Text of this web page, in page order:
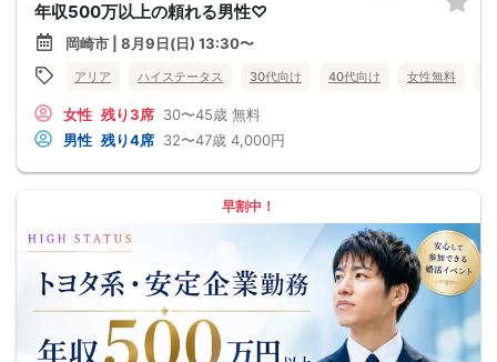
年収500万以上の頼れる男性♡
岡崎市 | 8月9日(日) 13:30〜
アリア ハイステータス 30代向け 40代向け 女性無料
女性 残り3席 30〜45歳 無料
男性 残り4席 32〜47歳 4,000円
早割中！